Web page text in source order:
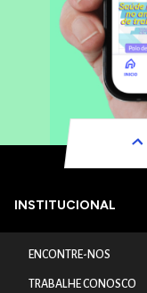
INSTITUCIONAL
ENCONTRE-NOS
TRABALHE CONOSCO